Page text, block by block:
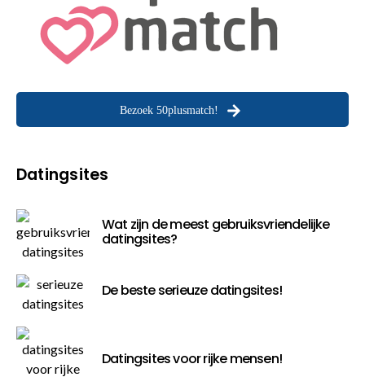
Bezoek 50plusmatch!
Datingsites
Wat zijn de meest gebruiksvriendelijke
datingsites?
De beste serieuze datingsites!
Datingsites voor rijke mensen!